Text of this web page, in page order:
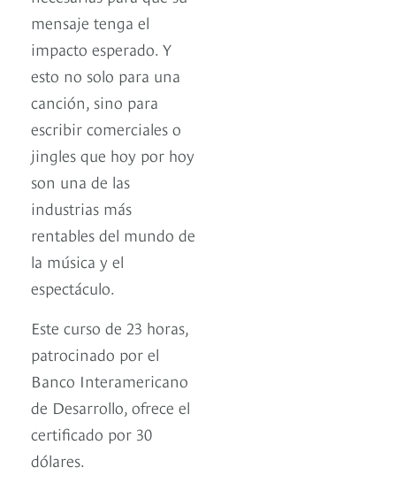
mensaje tenga el
impacto esperado. Y
esto no solo para una
canción, sino para
escribir comerciales o
jingles que hoy por hoy
son una de las
industrias más
rentables del mundo de
la música y el
espectáculo.
Este curso de 23 horas,
patrocinado por el
Banco Interamericano
de Desarrollo, ofrece el
certificado por 30
dólares.